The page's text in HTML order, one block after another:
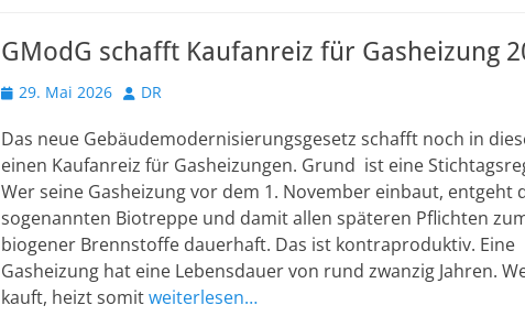
GModG schafft Kaufanreiz für Gasheizung
Veröffentlicht
29. Mai 2026 Autor
DR
Das neue Gebäudemodernisierungsgesetz schafft noch in
einen Kaufanreiz für Gasheizungen. Grund ist eine
Wer seine Gasheizung vor dem 1. November einbaut, entgeht
sogenannten Biotreppe und damit allen späteren Pflichten
biogener Brennstoffe dauerhaft. Das ist kontraproduktiv. Eine
Gasheizung hat eine Lebensdauer von rund zwanzig Jahren.
kauft, heizt somitweiterlesen…